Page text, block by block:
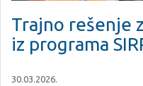
Trajno rešenje
iz programa
30.03.2026.